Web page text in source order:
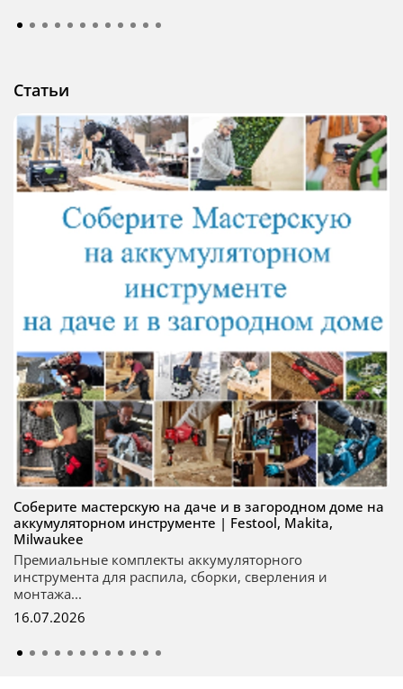
Статьи
Соберите мастерскую на даче и в загородном доме на
аккумуляторном инструменте | Festool, Makita,
Milwaukee
Премиальные комплекты аккумуляторного
инструмента для распила, сборки, сверления и
монтажа...
16.07.2026